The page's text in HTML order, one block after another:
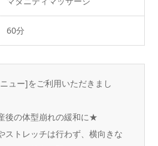
60分
ュー]をご利用いただきまし
後の体型崩れの緩和に★
ストレッチは行わず、横向きな